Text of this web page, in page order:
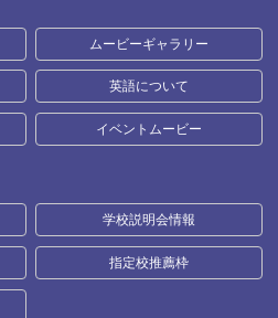
ムービーギャラリー
英語について
イベントムービー
学校説明会情報
指定校推薦枠